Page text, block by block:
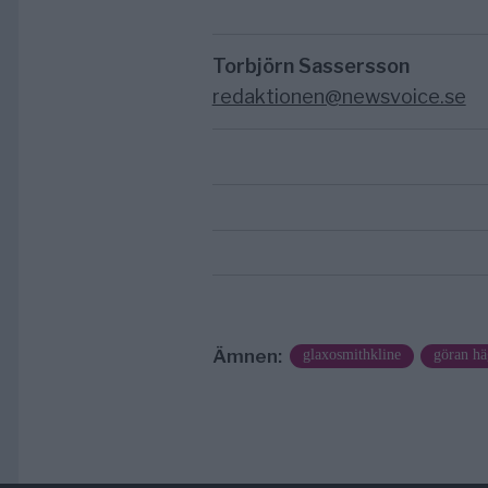
Torbjörn Sassersson
redaktionen@newsvoice.se
Ämnen: glaxosmithkline göran